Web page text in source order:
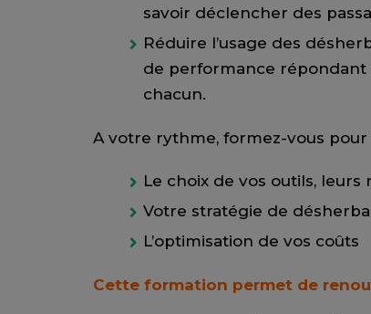
savoir déclencher des
Réduire l’usage des
de performance répondant
chacun.
A votre rythme, formez-vous pour
Le choix de vos outils, leurs
Votre stratégie de
L’optimisation de vos coûts
Cette formation permet de